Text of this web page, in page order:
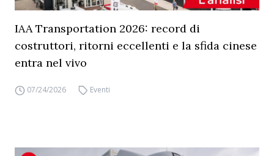
IAA Transportation 2026: record di
costruttori, ritorni eccellenti e la sfida cinese
entra nel vivo
07/24/2026 Eventi